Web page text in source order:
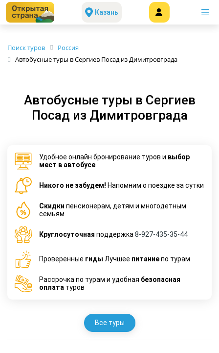
Казань
Поиск туров
Россия
Автобусные туры в Сергиев Посад из Димитровграда
Автобусные туры в Сергиев
Посад из Димитровграда
Удобное онлайн бронирование туров и выбор
мест в автобусе
Никого не забудем! Напомним о поездке за сутки
Cкидки пенсионерам, детям и многодетным
семьям
Круглосуточная поддержка 8-927-435-35-44
Проверенные гиды Лучшее питаниепо турам
Рассрочка по турам и удобная безопасная
оплата туров
Все туры